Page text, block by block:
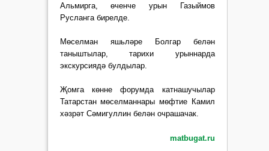
Альмирга, өченче урын Газыймов
Русланга бирелде.
Мөселман яшьләре Болгар белән
таныштылар, тарихи урыннарда
экскурсиядә булдылар.
Җомга көнне форумда катнашучылар
Татарстан мөселманнары мөфтие Камил
хәзрәт Сәмигуллин белән очрашачак.
matbugat.ru